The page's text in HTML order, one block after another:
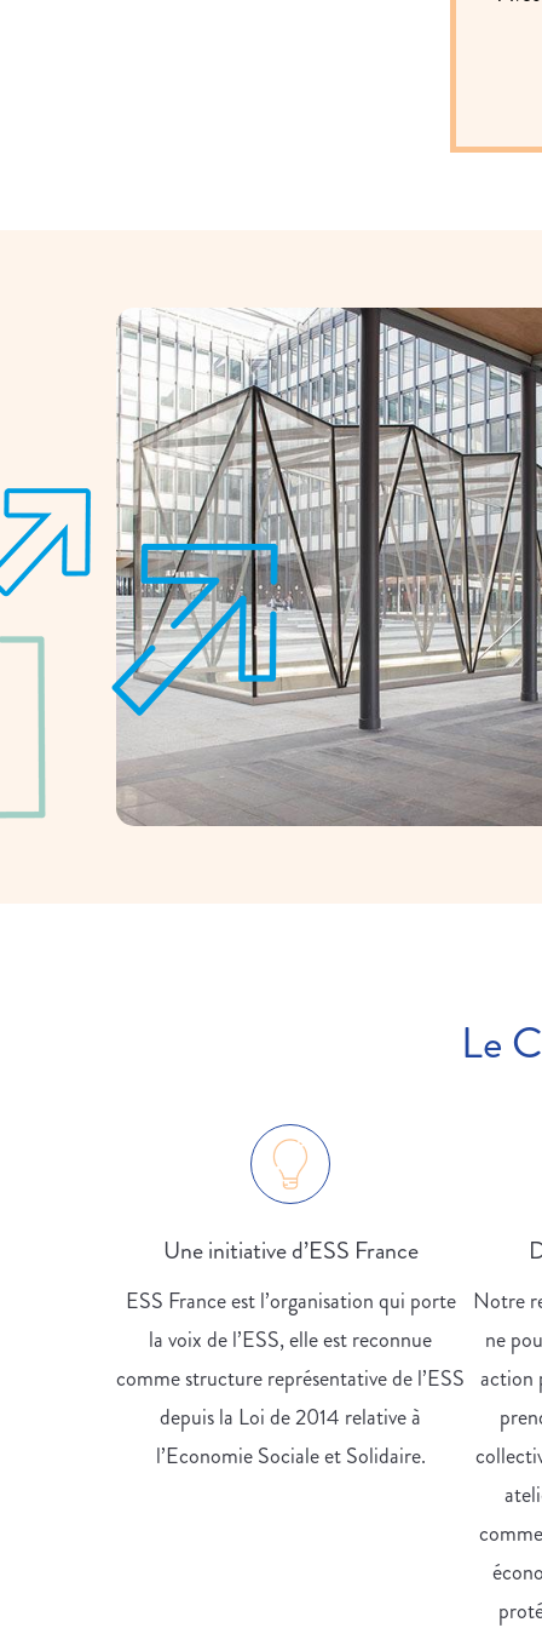
Le
Une initiative d’ESS France
ESS France est l’organisation qui porte
la voix de l’ESS, elle est reconnue
comme structure représentative de l’ESS
depuis la Loi de 2014 relative à
l’Economie Sociale et Solidaire.
Notre
ne
action